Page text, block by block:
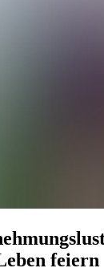
feiern